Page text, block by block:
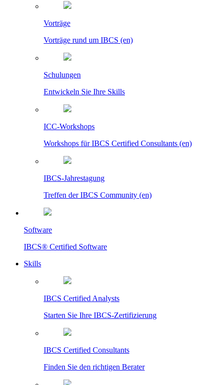
Vorträge
Vorträge rund um IBCS (en)
Schulungen
Entwickeln Sie Ihre Skills
ICC-Workshops
Workshops für IBCS Certified Consultants (en)
IBCS-Jahrestagung
Treffen der IBCS Community (en)
Software
IBCS® Certified Software
Skills
IBCS Certified Analysts
Starten Sie Ihre IBCS-Zertifizierung
IBCS Certified Consultants
Finden Sie den richtigen Berater